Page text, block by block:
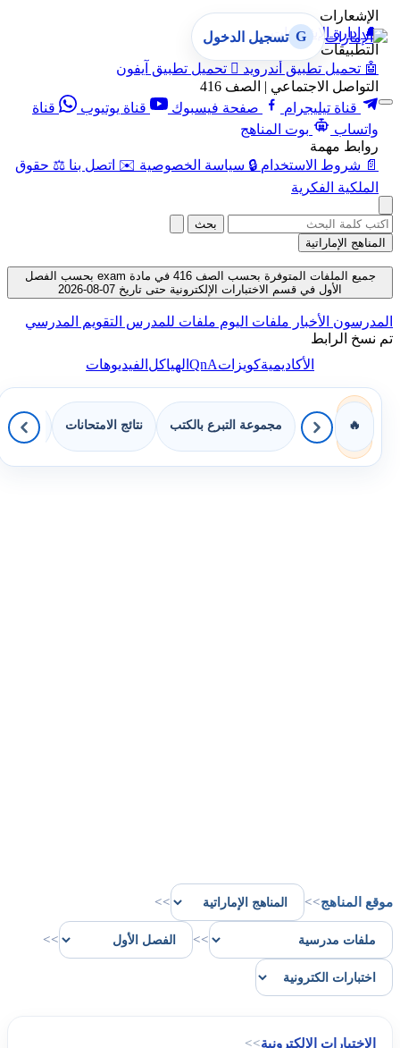
الإشعارات
🔔 إدارة الإشعارات
التطبيقات
🤖 تحميل تطبيق أندرويد  تحميل تطبيق آيفون
التواصل الاجتماعي | الصف 416
قناة تيليجرام
صفحة فيسبوك قناة يوتيوب
قناة
واتساب
بوت المناهج
روابط مهمة
📄 شروط الاستخدام 🔒 سياسة الخصوصية ✉️ اتصل بنا ⚖️ حقوق
الملكية الفكرية
G تسجيل الدخول
بحث
المناهج الإماراتية
جميع الملفات المتوفرة بحسب الصف 416 في مادة exam بحسب الفصل
الأول في قسم الاختبارات الإلكترونية حتى تاريخ 07-08-2026
المدرسون الأخبار ملفات اليوم ملفات للمدرس التقويم المدرسي
تم نسخ الرابط
الأكاديميةكويزاتQnAالهياكلالفيديوهات
🔥 مجموعة التبرع بالكتب نتائج الامتحانات
موقع المناهج>>
>>
>>
>>
الاختبارات الإلكترونية>>